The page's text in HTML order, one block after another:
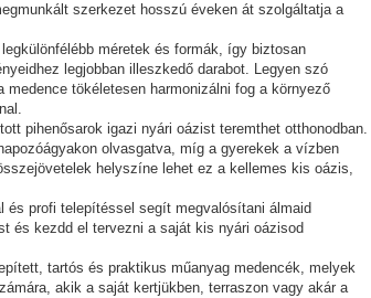
szerkezet hosszú éveken át szolgáltatja a
méretek és formák, így biztosan
legjobban illeszkedő darabot. Legyen szó
tökéletesen harmonizálni fog a környező
pihenősarok igazi nyári oázist teremthet otthonodban.
olvasgatva, míg a gyerekek a vízben
helyszíne lehet ez a kellemes kis oázis,
és profi telepítéssel segít megvalósítani álmaid
és kezdd el tervezni a saját kis nyári oázisod
tartós és praktikus műanyag medencék, melyek
akik a saját kertjükben, terraszon vagy akár a